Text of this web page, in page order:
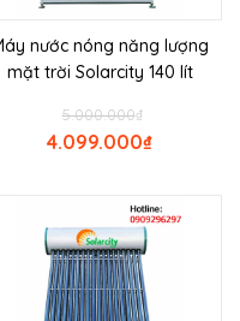
nước nóng năng lượng
mặt trời Solarcity 140 lít
₫
5.000.000
₫
4.099.000